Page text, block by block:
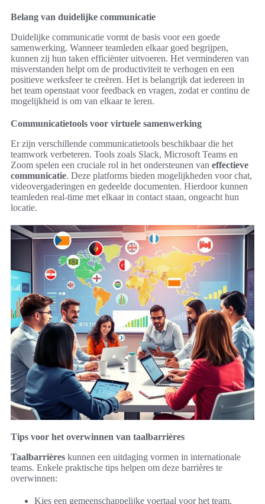
Belang van duidelijke communicatie
Duidelijke communicatie vormt de basis voor een goede
samenwerking. Wanneer teamleden elkaar goed begrijpen,
kunnen zij hun taken efficiënter uitvoeren. Het verminderen van
misverstanden helpt om de productiviteit te verhogen en een
positieve werksfeer te creëren. Het is belangrijk dat iedereen in
het team openstaat voor feedback en vragen, zodat er continu de
mogelijkheid is om van elkaar te leren.
Communicatietools voor virtuele samenwerking
Er zijn verschillende communicatietools beschikbaar die het
teamwork verbeteren. Tools zoals Slack, Microsoft Teams en
Zoom spelen een cruciale rol in het ondersteunen van effectieve
communicatie. Deze platforms bieden mogelijkheden voor chat,
videovergaderingen en gedeelde documenten. Hierdoor kunnen
teamleden real-time met elkaar in contact staan, ongeacht hun
locatie.
Tips voor het overwinnen van taalbarrières
Taalbarrières kunnen een uitdaging vormen in internationale
teams. Enkele praktische tips helpen om deze barrières te
overwinnen:
Kies een gemeenschappelijke voertaal voor het team.